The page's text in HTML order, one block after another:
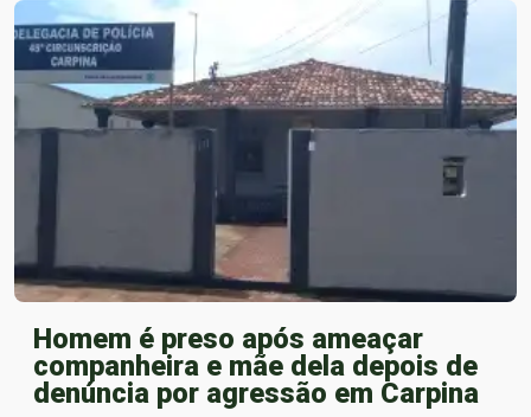
Homem é preso após ameaçar
companheira e mãe dela depois de
denúncia por agressão em Carpina